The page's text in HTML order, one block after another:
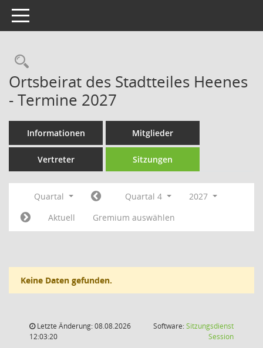
Toggle navigation
Rechercheauswahl
Ortsbeirat des Stadtteiles Heenes
- Termine 2027
Informationen Mitglieder
Vertreter Sitzungen
Quartal Quartal 4
2027
Aktuell
Gremium auswählen
Keine Daten gefunden.
Letzte Änderung: 08.08.2026
12:03:20
Software:Sitzungsdienst
Session(Wird in